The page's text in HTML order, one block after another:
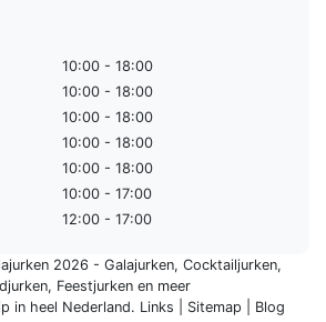
10:00 - 18:00
10:00 - 18:00
10:00 - 18:00
10:00 - 18:00
10:00 - 18:00
10:00 - 17:00
12:00 - 17:00
2026 - Galajurken, Cocktailjurken,
, Feestjurkenen meer
in heel Nederland. Links Sitemap Blog